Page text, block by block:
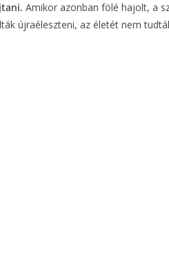
Amikor azonban fölé hajolt, a
újraéleszteni, az életét nem